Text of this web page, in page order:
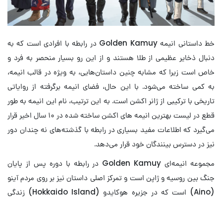
خط داستانی انیمه Golden Kamuy در رابطه با افرادی است که به
دنبال ذخایر عظیمی از طلا هستند و از این رو بسیار منحصر به فرد و
خاص است زیرا که مشابه چنین داستان‌هایی، به ویژه در قالب انیمه،
به کمی ساخته می‌شود. با این حال، فضای انیمه برگرفته از روایاتی
تاریخی با ترکیبی از ژانر اکشن است. به این ترتیب، نام این انیمه به طور
قطع در لیست بهترین انیمه های اکشن ساخته شده در ۱۰ سال اخیر قرار
می‌گیرد که اطلاعات مفید بسیاری در رابطه با گذشته‌های نه چندان دور
نیز در دسترس بینندگان خود قرار می‌دهد.
مجموعه انیمه‌ای Golden Kamuy در رابطه با دوره پس از پایان
جنگ بین روسیه و ژاپن است و تمرکز اصلی داستان نیز بر روی مردم آینو
(Aino) است که در جزیره هوکایدو (Hokkaido Island) زندگی